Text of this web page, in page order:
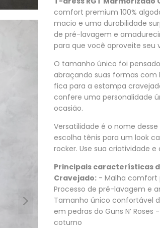
comfort premium 100%
macio e uma durabilidade
de pré-lavagem e
para que você aproveite
O tamanho único foi
abraçando suas formas com
fica para a estampa
confere uma personalidade
ocasião.
Versatilidade é o nome
escolha tênis para um look
rocker. Use sua criatividade
Principais características
Cravejado: - Malha comfort
Processo de pré-lavagem e
Tamanho único confortável
em pedras do Guns N’
coturno